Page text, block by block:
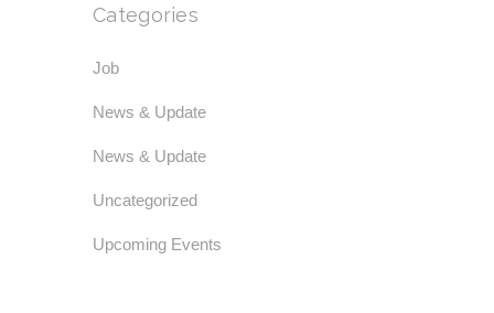
Categories
Job
News & Update
News & Update
Uncategorized
Upcoming Events